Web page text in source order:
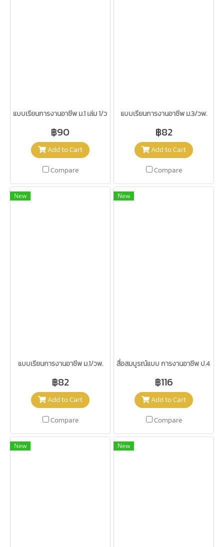
แบบเรียนการงานอาชีพ ม.1 เล่ม 1/วพ.
฿90
Add to Cart
Compare
แบบเรียนการงานอาชีพ ม.3/วพ.
฿82
Add to Cart
Compare
New
แบบเรียนการงานอาชีพ ม.1/วพ.
฿82
Add to Cart
Compare
New
สื่อสมบูรณ์แบบ การงานอาชีพ ป.4 /วพ.
฿116
Add to Cart
Compare
New New